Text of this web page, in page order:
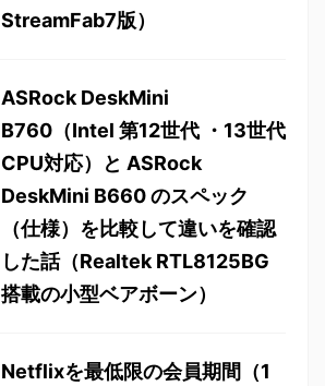
StreamFab7版）
ASRock DeskMini
B760（Intel 第12世代 ・13世代
CPU対応）と ASRock
DeskMini B660 のスペック
（仕様）を比較して違いを確認
した話（Realtek RTL8125BG
搭載の小型ベアボーン）
Netflixを最低限の会員期間（1